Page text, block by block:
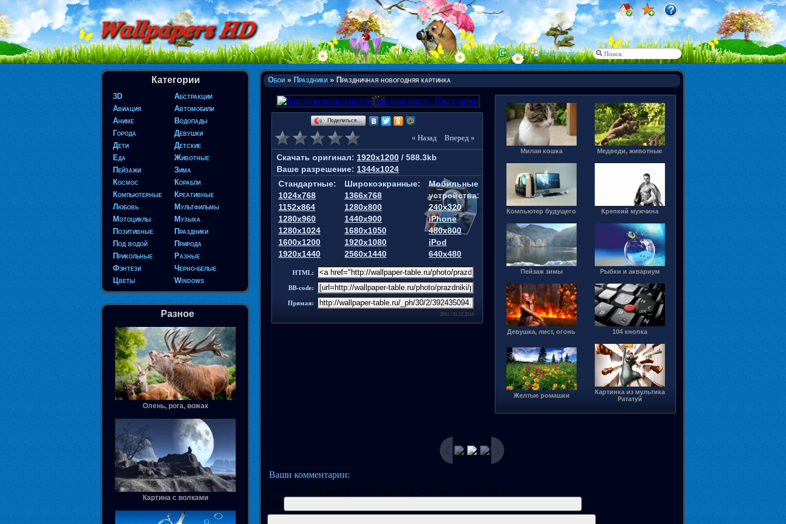
Вход Регистрация
Категории
3D
Абстракции
Авиация
Автомобили
Аниме
Водопады
Города
Девушки
Дети
Детские
Еда
Животные
Пейзажи
Зима
Космос
Корабли
Компьютерные
Креативные
Любовь
Мультфильмы
Мотоциклы
Музыка
Позитивные
Праздники
Под водой
Природа
Прикольные
Разные
Фэнтези
Черно-белые
Цветы
Windows
Разное
Олень, рога, вожак
Картина с волками
Обои » Праздники » Праздничная новогодняя картинка
Поделиться…
« Назад Вперед »
Скачать оригинал: 1920x1200 / 588.3kb
Ваше разрешение: 1344x1024
Стандартные:
1024x768
1152x864
1280x960
1280x1024
1600x1200
1920x1440
Широкоэкранные:
1366x768
1280x800
1440x900
1680x1050
1920x1080
2560x1440
Мобильные
устройства:
240x320
iPhone
480x800
iPod
640x480
HTML:
BB-code:
Прямая:
2691 / 31.12.2014
Милая кошка Медведи, животные
Компьютер будущего Крепкий мужчина
Пейзаж зимы Рыбки и аквариум
Девушка, лист, огонь 104 кнопка
Желтые ромашки
Картинка из мультика
Рататуй
Ваши комментарии:
dth="80%" cellspacing="1" cellpadding="2" class="commTd1">
Имя: